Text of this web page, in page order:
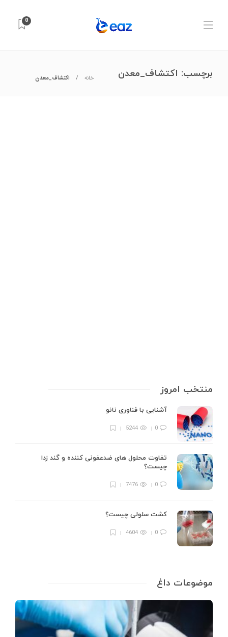
0
برچسب: اکتشاف_معدن خانه اکتشاف_معدن
منتخب امروز
آشنایی با فناوری نانو
0
5244
تفاوت محلول های ضدعفونی کننده و گند زدا
چیست؟
0
7476
کشت سلولی چیست؟
0
4604
موضوعات داغ